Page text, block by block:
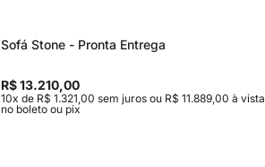
Sofá Stone - Pronta Entrega
R$ 13.210,00
10x de R$ 1.321,00 sem juros ou R$ 11.889,00 à vista
no boleto ou pix